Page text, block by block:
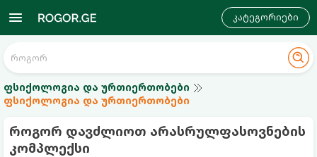
კატეგორიები
ფსიქოლოგია და ურთიერთობები
ფსიქოლოგია და ურთიერთობები
როგორ დავძლიოთ არასრულფასოვნების
კომპლექსი